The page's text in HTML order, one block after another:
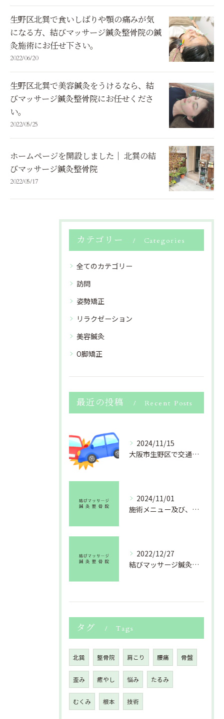
生野区北巽で食いしばりや顎の痛みが気
になる方、結びマッサージ鍼灸整骨院の鍼
灸施術にお任せ下さい。
2022/06/20
生野区北巽で美容鍼灸をうけるなら、結
びマッサージ鍼灸整骨院にお任せくださ
い。
2022/05/25
ホームページを開設しました｜ 北巽の結
びマッサージ鍼灸整骨院
2022/05/17
カテゴリー Categories
全てのカテゴリー
訪問
姿勢矯正
リラクゼーション
美容鍼灸
O脚矯正
最近の投稿 Recent Posts
2024/11/15
大阪市生野区で交通事故のおケガ(むちうち・捻挫・打撲・挫傷 等)でお困りの方、北巽にある結びマッサージ鍼灸整骨院にお任せください。
2024/11/01
施術メニュー及び、料金改定のお知らせ
2022/12/27
結びマッサージ鍼灸整骨院より年末のご挨拶
タグ Tags
北巽 整骨院 肩こり 腰痛 骨盤
歪み 癒やし 悩み たるみ
むくみ 根本 技術